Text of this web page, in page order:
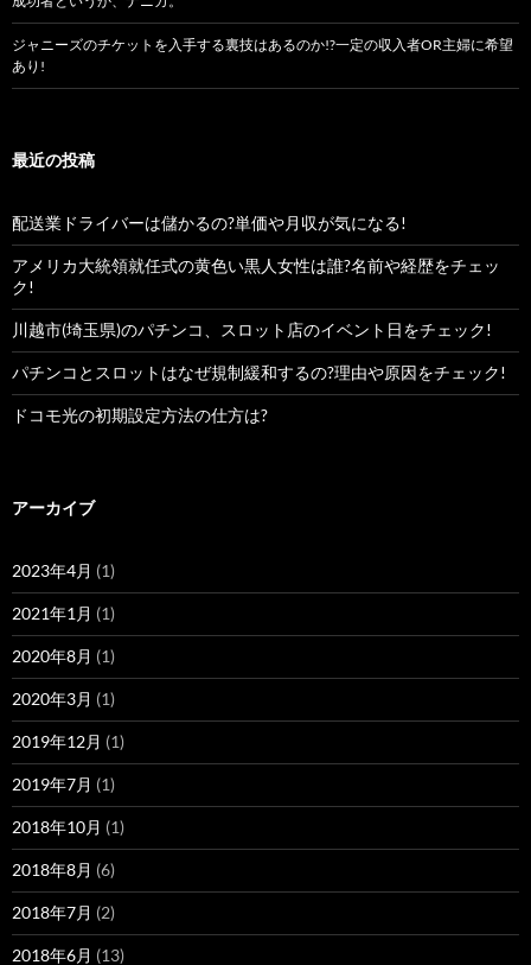
ジャニーズのチケットを入手する裏技はあるのか!?一定の収入者OR主婦に希望
あり!
最近の投稿
配送業ドライバーは儲かるの?単価や月収が気になる!
アメリカ大統領就任式の黄色い黒人女性は誰?名前や経歴をチェッ
ク!
川越市(埼玉県)のパチンコ、スロット店のイベント日をチェック!
パチンコとスロットはなぜ規制緩和するの?理由や原因をチェック!
ドコモ光の初期設定方法の仕方は?
アーカイブ
2023年4月 (1)
2021年1月 (1)
2020年8月 (1)
2020年3月 (1)
2019年12月 (1)
2019年7月 (1)
2018年10月 (1)
2018年8月 (6)
2018年7月 (2)
2018年6月 (13)